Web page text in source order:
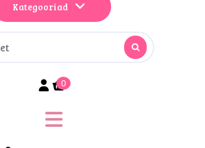
Kategooriad
0